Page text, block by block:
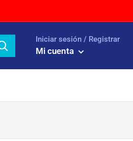
Iniciar sesión / Registrar
Mi cuenta